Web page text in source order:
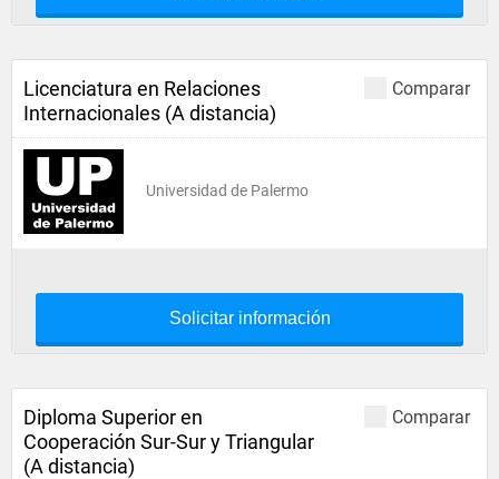
Comparar
Licenciatura en Relaciones
Internacionales (A distancia)
Universidad de Palermo
Solicitar información
Comparar
Diploma Superior en
Cooperación Sur-Sur y Triangular
(A distancia)